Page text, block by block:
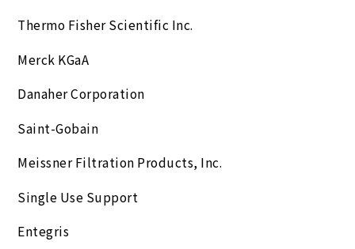
Thermo Fisher Scientific Inc.
Merck KGaA
Danaher Corporation
Saint-Gobain
Meissner Filtration Products, Inc.
Single Use Support
Entegris